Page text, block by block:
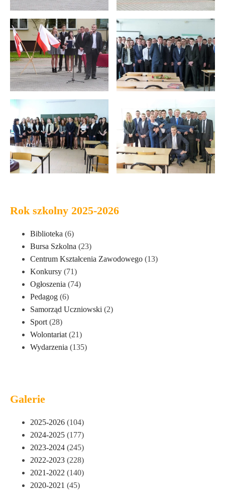
Rok szkolny 2025-2026
Biblioteka (6)
Bursa Szkolna (23)
Centrum Kształcenia Zawodowego (13)
Konkursy (71)
Ogłoszenia (74)
Pedagog (6)
Samorząd Uczniowski (2)
Sport (28)
Wolontariat (21)
Wydarzenia (135)
Galerie
2025-2026 (104)
2024-2025 (177)
2023-2024 (245)
2022-2023 (228)
2021-2022 (140)
2020-2021 (45)